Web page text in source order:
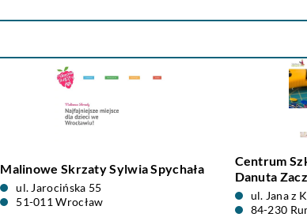
Malinowe Skrzaty Sylwia Spychała
ul. Jarocińska 55
51-011 Wrocław
Centrum
Danuta
ul. Jana z
84-230